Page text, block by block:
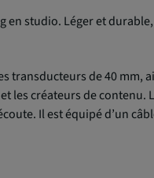
studio. Léger et
transducteurs de 40 mm,
les créateurs de contenu.
Il est équipé d’un